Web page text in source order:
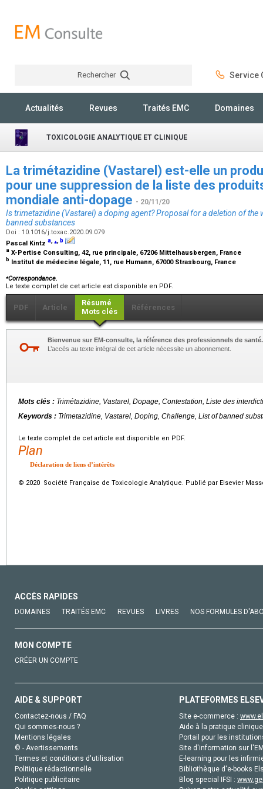
Rechercher Service
Actualités Revues Traités EMC Domaines
TOXICOLOGIE ANALYTIQUE ET CLINIQUE
La trimétazidine (Vastarel) est-elle un
pour une suppression de la liste des
mondiale anti-dopage - 20/11/20
Is trimetazidine (Vastarel) a doping agent? Proposal for a deletion of
banned substances
Doi : 10.1016/j.toxac.2020.09.079
Pascal Kintz a,⁎, b
a X-Pertise Consulting, 42, rue principale, 67206 Mittelhausbergen, France
b Institut de médecine légale, 11, rue Humann, 67000 Strasbourg, France
⁎Correspondance.
Le texte complet de cet article est disponible en PDF.
PDF Article
Résumé
Mots clés
Références
Bienvenue sur EM-consulte, la référence des professionnels de santé.
L’accès au texte intégral de cet article nécessite un abonnement.
Mots clés : Trimétazidine, Vastarel, Dopage, Contestation, Liste des
Keywords : Trimetazidine, Vastarel, Doping, Challenge, List of banned
Le texte complet de cet article est disponible en PDF.
Plan
Déclaration de liens d’intérêts
© 2020 Société Française de Toxicologie Analytique. Publié par Elsevier
ACCÈS RAPIDES
DOMAINES TRAITÉS EMC REVUES LIVRES NOS FORMULES
MON COMPTE
CRÉER UN COMPTE
AIDE & SUPPORT
Contactez-nous / FAQ
Qui sommes-nous ?
Mentions légales
© - Avertissements
Termes et conditions d'utilisation
Politique rédactionnelle
Politique publicitaire
PLATEFORMES
Site e-commerce :
Aide à la pratique
Portail pour les
Site d'information sur
E-learning pour les
Bibliothèque d'e-books
Blog special IFSI :